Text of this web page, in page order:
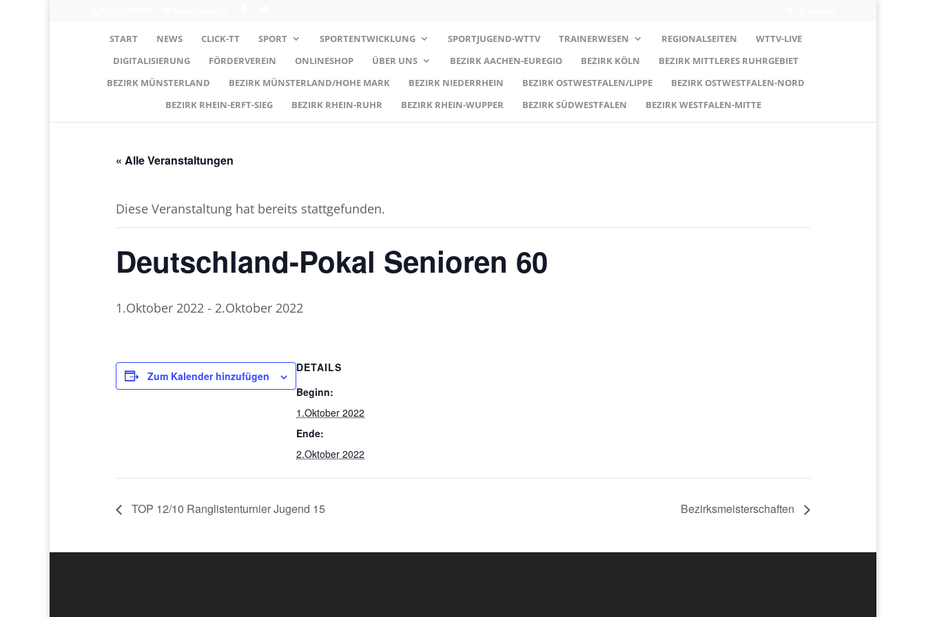
START NEWS CLICK-TT SPORT SPORTENTWICKLUNG SPORTJUGEND-WTTV TRAINERWESEN REGIONALSEITEN
WTTV-LIVE
DIGITALISIERUNG
FÖRDERVEREIN ONLINESHOP ÜBER UNS BEZIRK AACHEN-EUREGIO BEZIRK KÖLN
BEZIRK MITTLERES RUHRGEBIET
BEZIRK MÜNSTERLAND
BEZIRK MÜNSTERLAND/HOHE MARK BEZIRK NIEDERRHEIN BEZIRK OSTWESTFALEN/LIPPE
BEZIRK OSTWESTFALEN-NORD
BEZIRK RHEIN-ERFT-SIEG
BEZIRK RHEIN-RUHR BEZIRK RHEIN-WUPPER BEZIRK SÜDWESTFALEN BEZIRK WESTFALEN-MITTE
« Alle Veranstaltungen
Diese Veranstaltung hat bereits stattgefunden.
Deutschland-Pokal Senioren 60
1.Oktober 2022 - 2.Oktober 2022
Zum Kalender hinzufügen
DETAILS
Beginn:
1.Oktober 2022
Ende:
2.Oktober 2022
TOP 12/10 Ranglistenturnier Jugend 15 Bezirksmeisterschaften